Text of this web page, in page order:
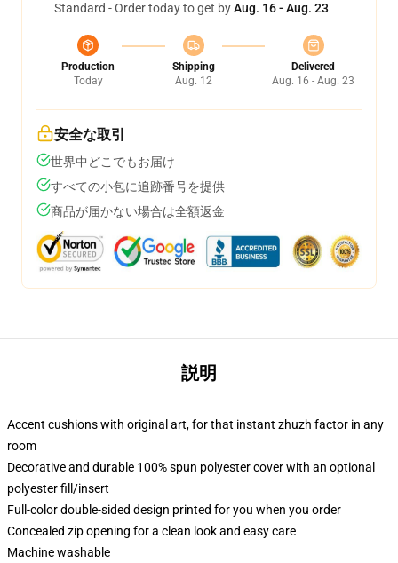
Standard - Order today to get byAug. 16 - Aug. 23
Production
Today
Shipping
Aug. 12
Delivered
Aug. 16 - Aug. 23
安全な取引
世界中どこでもお届け
すべての小包に追跡番号を提供
商品が届かない場合は全額返金
説明
Accent cushions with original art, for that instant zhuzh factor in any
room
Decorative and durable 100% spun polyester cover with an optional
polyester fill/insert
Full-color double-sided design printed for you when you order
Concealed zip opening for a clean look and easy care
Machine washable